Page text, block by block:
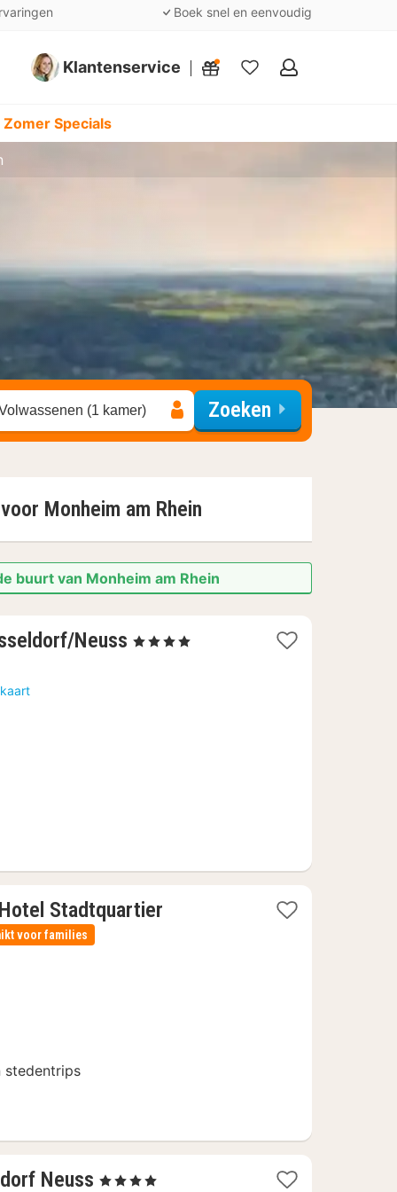
Boek snel en eenvoudig
Klantenservice
Mijn
Specials
(1 kamer) Zoeken
Monheim am Rhein
buurt van Monheim am Rhein
Neuss 2
, 4 Sterren
Stadtquartier
voor families
stedentrips
Neuss 2
, 4 Sterren